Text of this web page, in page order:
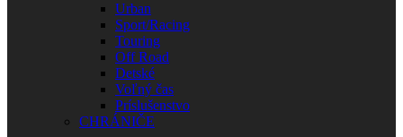
Urban
Sport/Racing
Touring
Off Road
Detské
Voľný čas
Príslušenstvo
CHRÁNIČE